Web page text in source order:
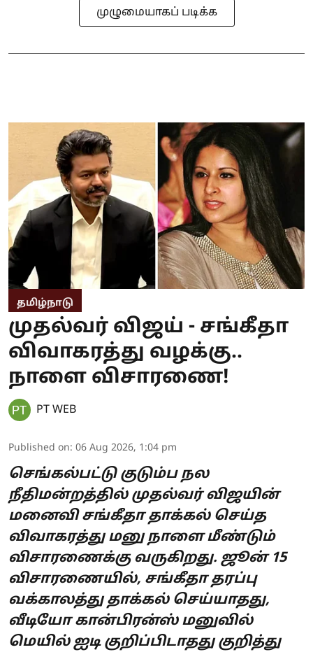
முழுமையாகப் படிக்க
தமிழ்நாடு
முதல்வர் விஜய் - சங்கீதா
விவாகரத்து வழக்கு..
நாளை விசாரணை!
PT WEB
Published on: 06 Aug 2026, 1:04 pm
செங்கல்பட்டு குடும்ப நல
நீதிமன்றத்தில் முதல்வர் விஜயின்
மனைவி சங்கீதா தாக்கல் செய்த
விவாகரத்து மனு நாளை மீண்டும்
விசாரணைக்கு வருகிறது. ஜூன் 15
விசாரணையில், சங்கீதா தரப்பு
வக்காலத்து தாக்கல் செய்யாதது,
வீடியோ கான்பிரன்ஸ் மனுவில்
மெயில் ஐடி குறிப்பிடாதது குறித்து